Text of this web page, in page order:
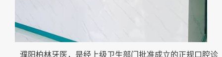
濮阳柏林牙医，是经上级卫生部门批准成立的正规口腔诊